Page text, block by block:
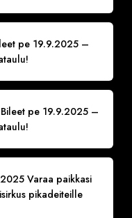
pe 19.9.2025 –
pe 19.9.2025 –
Varaa paikkasi
pikadeiteille